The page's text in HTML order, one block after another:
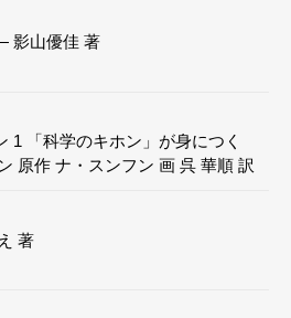
影山優佳 著
1 「科学のキホン」が身につく
原作 ナ・スンフン 画 呉 華順 訳
著